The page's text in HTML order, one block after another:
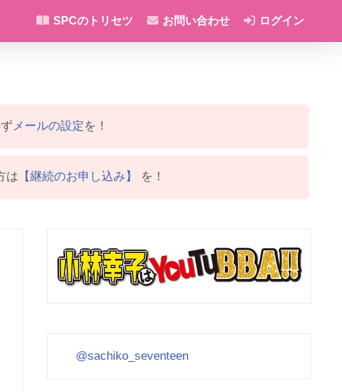
SPCのトリセツ お問い合わせ ログイン
メールの設定 を！
は 【継続のお申し込み】 を！
@sachiko_seventeen